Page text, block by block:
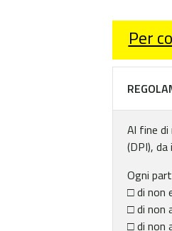
Per
Al fine di
(DPI),
Ogni
□ di non
□ di non
□ di non